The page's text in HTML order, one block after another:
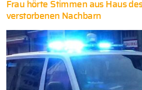
Frau hörte Stimmen aus Haus
verstorbenen Nachbarn